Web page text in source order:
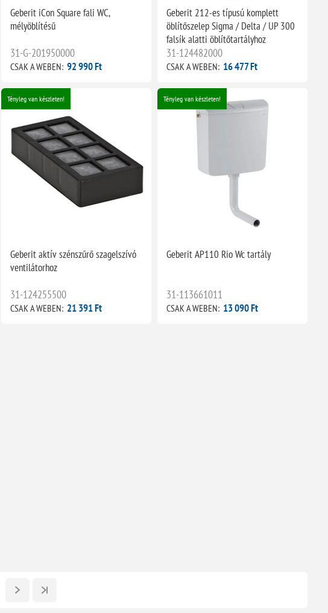
Geberit iCon Square fali WC,
mélyöblítésű
31-G-201950000
CSAK A WEBEN: 92 990 Ft
Geberit 212-es típusú komplett
öblítőszelep Sigma / Delta / UP 300
falsík alatti öblítőtartályhoz
31-124482000
CSAK A WEBEN: 16 477 Ft
Tényleg van készleten!
Geberit aktív szénszűrő szagelszívó
ventilátorhoz
31-124255500
CSAK A WEBEN: 21 391 Ft
Tényleg van készleten!
Geberit AP110 Rio Wc tartály
31-113661011
CSAK A WEBEN: 13 090 Ft